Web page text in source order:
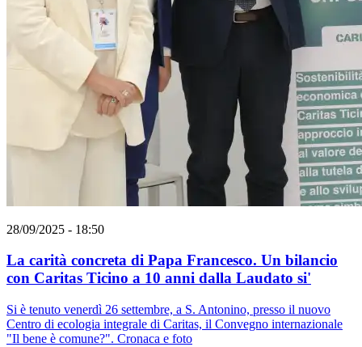
28/09/2025 - 18:50
La carità concreta di Papa Francesco. Un bilancio
con Caritas Ticino a 10 anni dalla Laudato si'
Si è tenuto venerdì 26 settembre, a S. Antonino, presso il nuovo
Centro di ecologia integrale di Caritas, il Convegno internazionale
"Il bene è comune?". Cronaca e foto